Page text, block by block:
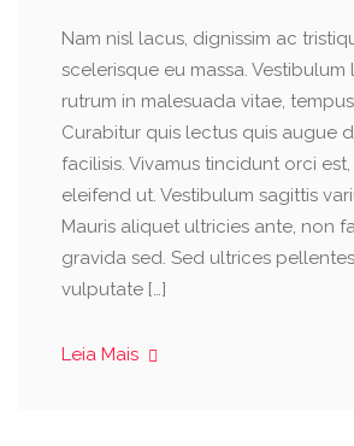
Nam nisl lacus, dignissim ac
scelerisque eu massa. Vestibulum
rutrum in malesuada vitae,
Curabitur quis lectus quis augue
facilisis. Vivamus tincidunt orci
eleifend ut. Vestibulum sagittis
Mauris aliquet ultricies ante, non
gravida sed. Sed ultrices
vulputate […]
Leia Mais